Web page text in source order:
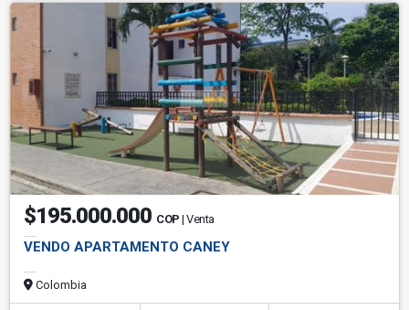
$195.000.000 COP | Venta
VENDO APARTAMENTO CANEY
Colombia